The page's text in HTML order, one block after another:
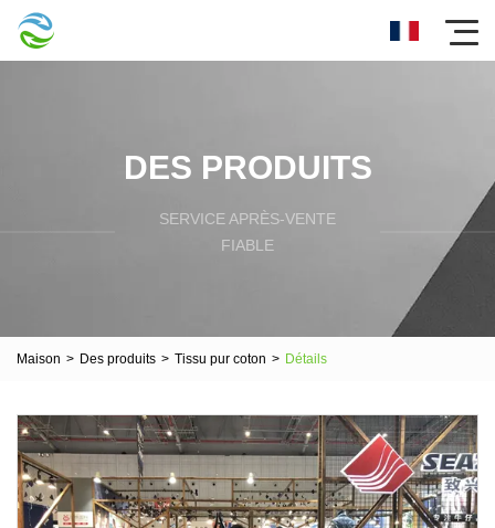
DES PRODUITS
SERVICE APRÈS-VENTE
FIABLE
Maison > Des produits > Tissu pur coton > Détails